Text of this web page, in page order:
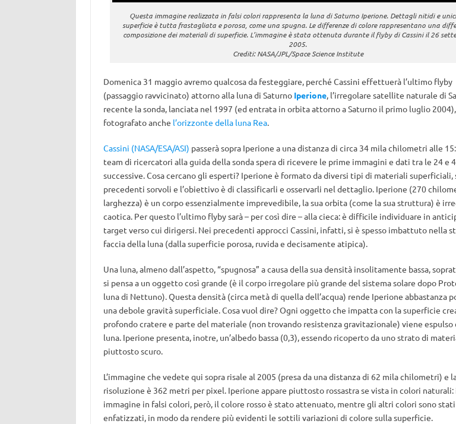
Questa immagine realizzata in falsi colori rappresenta la luna di Saturno Iperione. Dettagli nitidi e
superficie è tutta frastagliata e porosa, come una spugna. Le differenze di colore rappresentano una
composizione dei materiali di superficie. L’immagine è stata ottenuta durante il flyby di Cassini il 26
2005.
Crediti: NASA/JPL/Space Science Institute
Domenica 31 maggio avremo qualcosa da festeggiare, perché Cassini effettuerà l’ultimo flyby
(passaggio ravvicinato) attorno alla luna di Saturno Iperione, l’irregolare satellite naturale di
recente la sonda, lanciata nel 1997 (ed entrata in orbita attorno a Saturno il primo luglio
fotografato anche l’orizzonte della luna Rea.
Cassini (NASA/ESA/ASI) passerà sopra Iperione a una distanza di circa 34 mila chilometri alle
team di ricercatori alla guida della sonda spera di ricevere le prime immagini e dati tra le 24 e
successive. Cosa cercano gli esperti? Iperione è formato da diversi tipi di materiali
precedenti sorvoli e l’obiettivo è di classificarli e osservarli nel dettaglio. Iperione (270
larghezza) è un corpo essenzialmente imprevedibile, la sua orbita (come la sua struttura) è
caotica. Per questo l’ultimo flyby sarà – per così dire – alla cieca: è difficile individuare in
target verso cui dirigersi. Nei precedenti approcci Cassini, infatti, si è spesso imbattuto nella
faccia della luna (dalla superficie porosa, ruvida e decisamente atipica).
Una luna, almeno dall’aspetto, “spugnosa” a causa della sua densità insolitamente bassa,
si pensa a un oggetto così grande (è il corpo irregolare più grande del sistema solare dopo
luna di Nettuno). Questa densità (circa metà di quella dell’acqua) rende Iperione abbastanza
una debole gravità superficiale. Cosa vuol dire? Ogni oggetto che impatta con la superficie
profondo cratere e parte del materiale (non trovando resistenza gravitazionale) viene espulso
luna. Iperione presenta, inotre, un’albedo bassa (0,3), essendo ricoperto da uno strato di
piuttosto scuro.
L’immagine che vedete qui sopra risale al 2005 (presa da una distanza di 62 mila chilometri) e
risoluzione è 362 metri per pixel. Iperione appare piuttosto rossastra se vista in colori naturali:
immagine in falsi colori, però, il colore rosso è stato attenuato, mentre gli altri colori sono stati
enfatizzati, in modo da rendere più evidenti le sottili variazioni di colore sulla superficie.